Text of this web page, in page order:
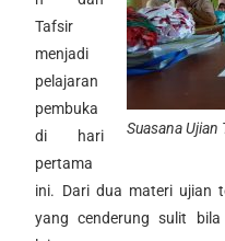
Suasana Ujian
Tafsir
menjadi
pelajaran
pembuka
di hari
pertama
ini. Dari dua materi ujian
yang cenderung sulit